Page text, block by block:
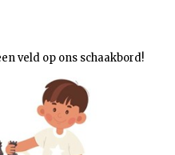
veld op ons schaakbord!